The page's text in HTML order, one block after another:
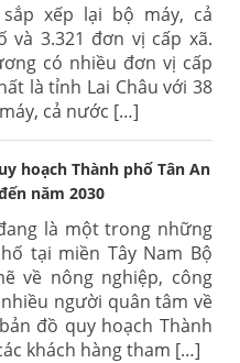
xếp lại bộ máy, cả
3.321 đơn vị cấp xã.
có nhiều đơn vị cấp
là tỉnh Lai Châu với 38
cả nước […]
hoạch Thành phố Tân An
năm 2030
là một trong những
tại miền Tây Nam Bộ
về nông nghiệp, công
người quân tâm về
đồ quy hoạch Thành
khách hàng tham […]